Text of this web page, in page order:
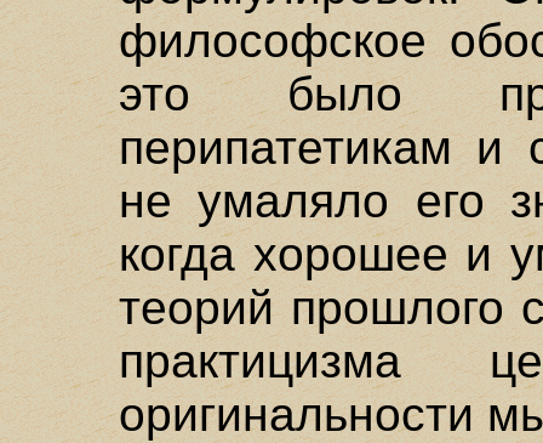
философское
это было
перипатетикам и
не умаляло его
когда хорошее и
теорий прошлого
практицизма
оригинальности